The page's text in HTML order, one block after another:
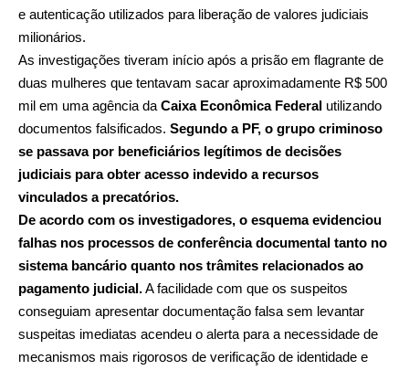
e autenticação utilizados para liberação de valores judiciais
milionários.
As investigações tiveram início após a prisão em flagrante de
duas mulheres que tentavam sacar aproximadamente R$ 500
mil em uma agência da Caixa Econômica Federal utilizando
documentos falsificados. Segundo a PF, o grupo criminoso
se passava por beneficiários legítimos de decisões
judiciais para obter acesso indevido a recursos
vinculados a precatórios.
De acordo com os investigadores, o esquema evidenciou
falhas nos processos de conferência documental tanto no
sistema bancário quanto nos trâmites relacionados ao
pagamento judicial.A facilidade com que os suspeitos
conseguiam apresentar documentação falsa sem levantar
suspeitas imediatas acendeu o alerta para a necessidade de
mecanismos mais rigorosos de verificação de identidade e